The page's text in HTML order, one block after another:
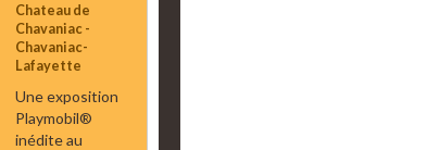
Chateau de
Chavaniac -
Chavaniac-
Lafayette
Une exposition
Playmobil®
inédite au